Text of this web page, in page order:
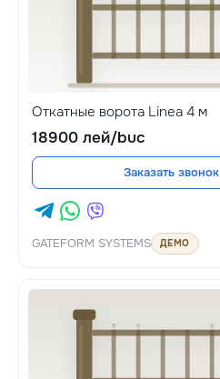
Откатные ворота Linea 4 м
18900 лей/buc
Заказать звонок
GATEFORM SYSTEMS ДЕМО